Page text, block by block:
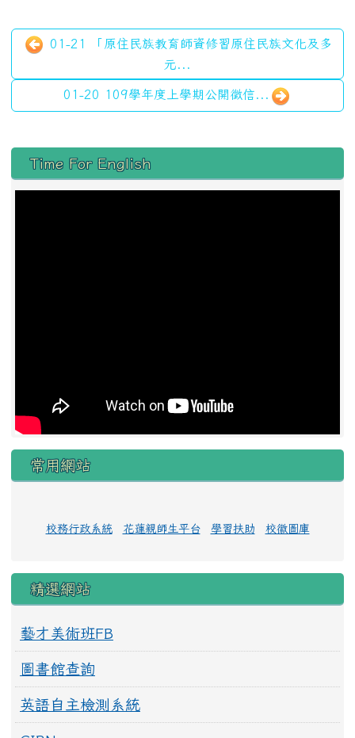
01-21 「原住民族教育師資修習原住民族文化及多
元...
01-20 109學年度上學期公開徵信...
左邊區域內容
Time For English
常用網站
校務行政系統 花蓮親師生平台 學習扶助 校徽圖庫
精選網站
藝才美術班FB
圖書館查詢
英語自主檢測系統